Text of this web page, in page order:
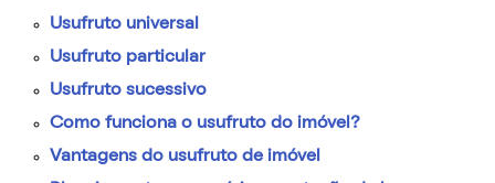
Usufruto universal
Usufruto particular
Usufruto sucessivo
Como funciona o usufruto do imóvel?
Vantagens do usufruto de imóvel